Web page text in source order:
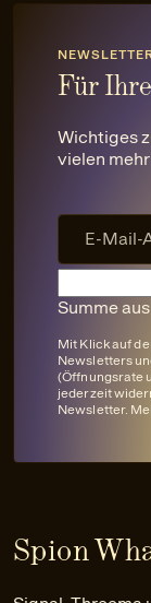
Für
Wichtiges
vielen
Summe
Mit Klick auf
Newsletters
(Öffnungsrate
jederzeit
Newsletter.
Spion